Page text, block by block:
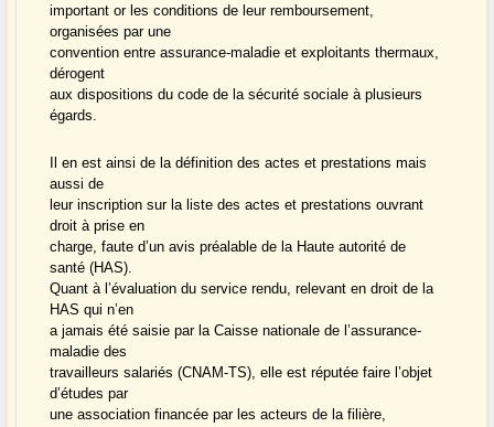
important or les conditions de leur remboursement,
organisées par une
convention entre assurance-maladie et exploitants thermaux,
dérogent
aux dispositions du code de la sécurité sociale à plusieurs
égards.
Il en est ainsi de la définition des actes et prestations mais
aussi de
leur inscription sur la liste des actes et prestations ouvrant
droit à prise en
charge, faute d’un avis préalable de la Haute autorité de
santé (HAS).
Quant à l’évaluation du service rendu, relevant en droit de la
HAS qui n’en
a jamais été saisie par la Caisse nationale de l’assurance-
maladie des
travailleurs salariés (CNAM-TS), elle est réputée faire l’objet
d’études par
une association financée par les acteurs de la filière,